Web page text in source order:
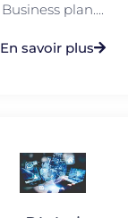
Business plan....
En savoir plus